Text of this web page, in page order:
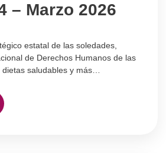
– Marzo 2026
estatal de las soledades,
de Derechos Humanos de las
dietas saludables y más…